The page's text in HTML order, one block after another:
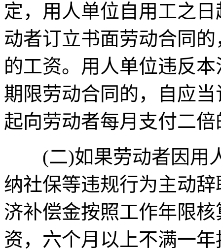
定，用人单位自用工之
动者订立书面劳动合同
的工资。用人单位违反
期限劳动合同的，自应
起向劳动者每月支付二
(二)如果劳动者因用
纳社保等违规行为主动
济补偿金按照工作年限
资，六个月以上不满一